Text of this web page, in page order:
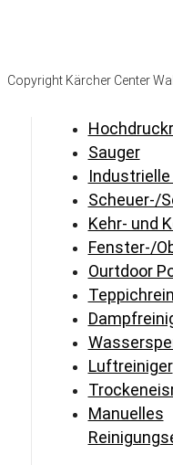
Copyright Kärcher Center
Sauger
Scheuer-/
Kehr- und
Fenster-/
Ourtdoor
Luftreiniger
Manuelles